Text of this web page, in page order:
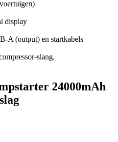
display
A (output) en startkabels
slang,
24000mAh